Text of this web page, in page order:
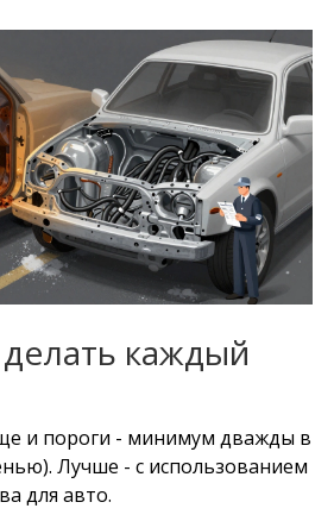
каждый
и пороги - минимум дважды в
Лучше - с использованием
для авто.